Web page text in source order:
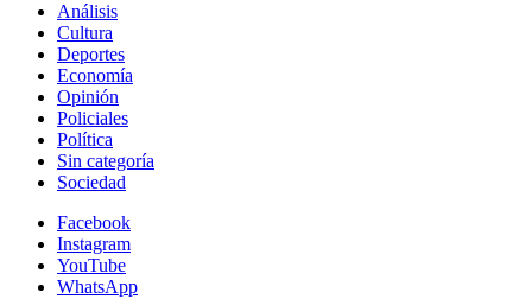
Análisis
Cultura
Deportes
Economía
Opinión
Policiales
Política
Sin categoría
Sociedad
Facebook
Instagram
YouTube
WhatsApp